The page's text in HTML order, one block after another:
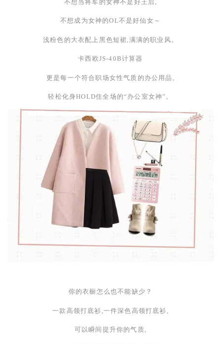
不想当将军的女神不是好王后,
不想成为女神的OL不是好仙女～
浅粉色的大衣配上黑色短裙,满满的职业风。
卡西欧JS-40B计算器
更是每一个符合职场女性气质的办公用品,
轻松化身HOLD住全场的“办公室女神”。
你的衣橱怎么也不能缺少？
一款高领打底衫,一件深色高领打底衫,
可以瞬间提升你的气质,